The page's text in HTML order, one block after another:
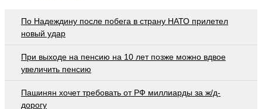
По Надеждину после побега в страну НАТО прилетел
новый удар
При выходе на пенсию на 10 лет позже можно вдвое
увеличить пенсию
Пашинян хочет требовать от РФ миллиарды за ж/д-
дорогу